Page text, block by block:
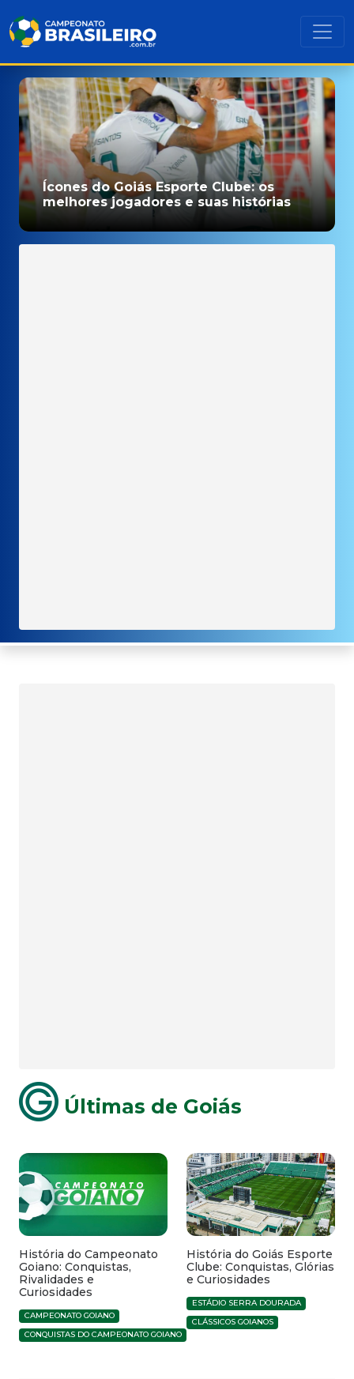
Ícones do Goiás Esporte Clube: os
melhores jogadores e suas histórias
Últimas de Goiás
História do Campeonato
Goiano: Conquistas,
Rivalidades e
Curiosidades
CAMPEONATO GOIANO
CONQUISTAS DO CAMPEONATO GOIANO
História do Goiás Esporte
Clube: Conquistas, Glórias
e Curiosidades
ESTÁDIO SERRA DOURADA
CLÁSSICOS GOIANOS